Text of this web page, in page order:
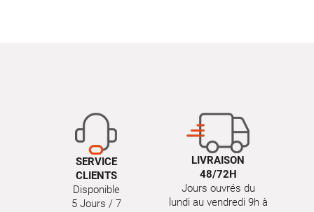
SERVICE
CLIENTS
Disponible
5 Jours / 7
LIVRAISON
48/72H
Jours ouvrés du
lundi au vendredi 9h à